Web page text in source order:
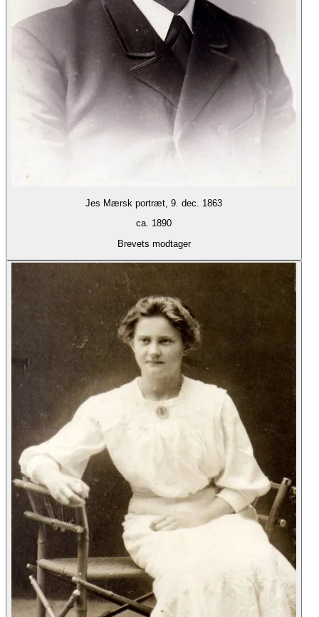
Jes Mærsk portræt, 9. dec. 1863
ca. 1890
Brevets modtager